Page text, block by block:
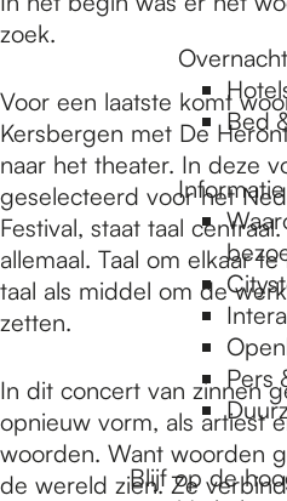
Bed
Informatie
Pers
Blijf op de
zoek.
Voor een laatste komt
Kersbergen met De
naar het theater. In deze
geselecteerd voor het
Festival, staat taal
allemaal. Taal om elkaar
taal als middel om de
zetten.
In dit concert van zinnen
opnieuw vorm, als artiest
woorden. Want woorden
de wereld zien. Ze